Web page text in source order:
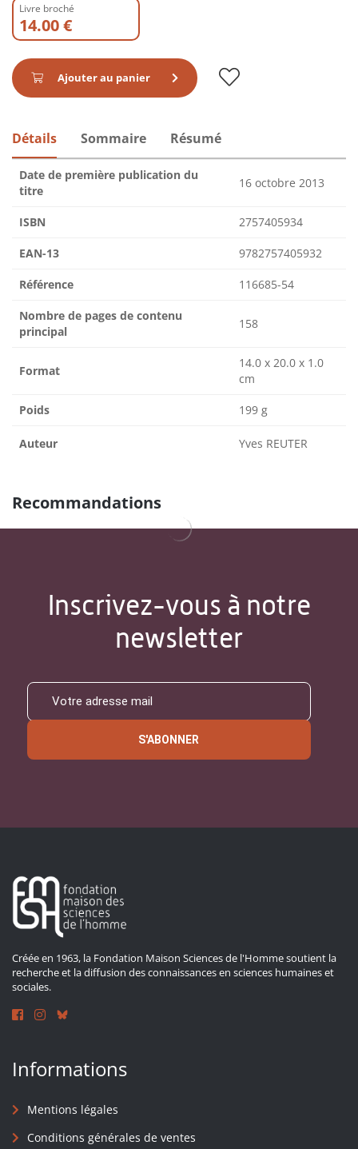
Livre broché
14.00 €
Ajouter au panier
Détails Sommaire Résumé
Date de première publication du
titre
16 octobre 2013
ISBN 2757405934
EAN-13 9782757405932
Référence 116685-54
Nombre de pages de contenu
principal
158
Format
14.0 x 20.0 x 1.0
cm
Poids 199 g
Auteur Yves REUTER
Recommandations
Inscrivez-vous à notre
newsletter
S'ABONNER
Créée en 1963, la Fondation Maison Sciences de l'Homme soutient la
recherche et la diffusion des connaissances en sciences humaines et
sociales.
Informations
Mentions légales
Conditions générales de ventes